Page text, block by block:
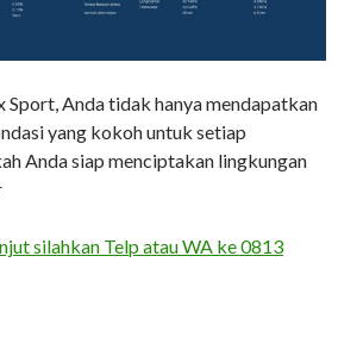
Sport, Anda tidak hanya mendapatkan
yang kokoh untuk setiap
Anda siap menciptakan lingkungan
silahkan Telp atau WA ke 0813